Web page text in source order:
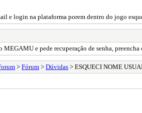
e login na plataforma porem dentro do jogo
MEGAMU e pede recuperação de senha,
> Fórum > Dúvidas > ESQUECI NOME